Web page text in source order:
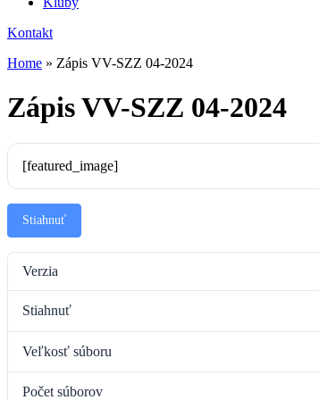
Kontakt
Home » Zápis VV-SZZ 04-2024
Zápis VV-SZZ 04-2024
[featured_image]
Stiahnuť
Verzia
Stiahnuť
Veľkosť súboru
Počet súborov